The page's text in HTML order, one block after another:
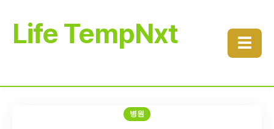
Life TempNxt ☰
병원